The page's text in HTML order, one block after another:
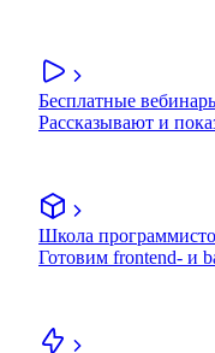
Бесплатные
Рассказывают и
Школа
Готовим frontend- и